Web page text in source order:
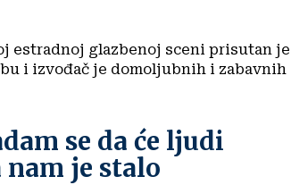
estradnoj glazbenoj sceni prisutan je
i izvođač je domoljubnih i zabavnih
se da će ljudi
je stalo